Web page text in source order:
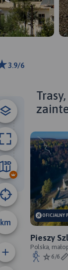
3.9/6
km
17 km
OFICJALNY
Pieszy
oficjalny
Polska,
Mirów;
Smoleń; By
6/6